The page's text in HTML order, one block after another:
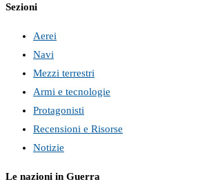
Sezioni
Aerei
Navi
Mezzi terrestri
Armi e tecnologie
Protagonisti
Recensioni e Risorse
Notizie
Le nazioni in Guerra